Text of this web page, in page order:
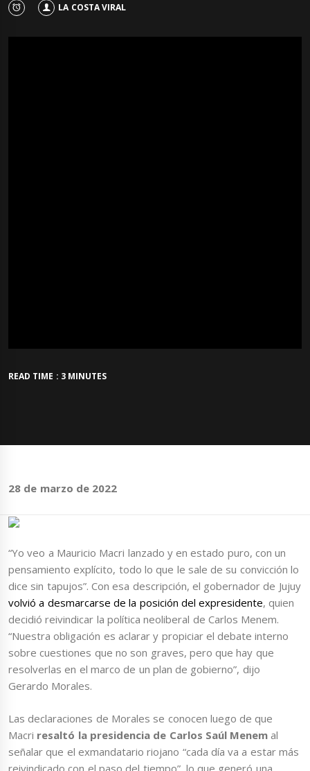
LA COSTA VIRAL
READ TIME : 3 MINUTES
28 de marzo de 2022
“Yo veo a Mauricio Macri lanzado y en estado puro, con un
pensamiento explícito, todo lo que le sale de su convicción lo
dice sin tapujos”. Con esa descripción, el gobernador de Jujuy
volvió a desmarcarse de la posición del expresidente, quien
decidió reivindicar la política neoliberal de Carlos Menem.
“Nuestra obligación es aclarar y propiciar el debate interno
sobre cuestiones que no son graves, pero que hay que
resolverlas en el marco de un plan de gobierno”, dijo
Gerardo Morales.
Las declaraciones de Morales se conocen luego de que
Macri resaltó la presidencia de Carlos Saúl Menemal
señalar que el exmandatario riojano “cada día va a estar más
reivindicado con el paso del tiempo”, lo que generó una